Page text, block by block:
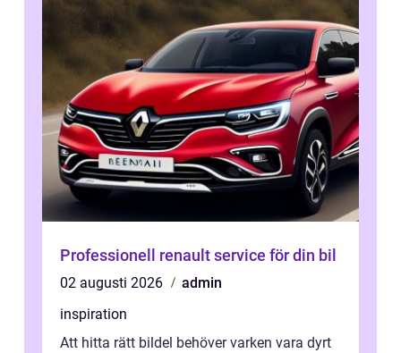
Professionell renault service för din bil
02 augusti 2026
admin
inspiration
Att hitta rätt bildel behöver varken vara dyrt